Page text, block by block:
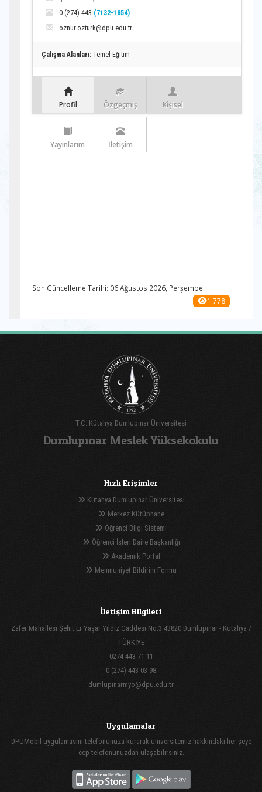
0 (274) 443 (7132-1854)
oznur.ozturk@dpu.edu.tr
Çalışma Alanları: Temel Eğitim
Profil Özgeçmiş Kişisel
Yayınlarım İletişim
Son Güncelleme Tarihi: 06 Ağustos 2026, Perşembe
1.778
T.C. Kütahya Dumlupınar Üniversitesi
Dumlupınar Meslek Yüksekokulu
Hızlı Erişimler
Kütahya Dumlupınar Üniversitesi
Merkez Kütüphane
Öğrenci Bilgi Sistemi
Öğrenci İşleri Daire Başkanlığı
Akademik Portal
Memnuniyet Bildirim Formu
İletişim Bilgileri
Zafer Mahallesi Şehit Er Yaşar Yıldız Caddesi No:3 43820 Dumlupınar - Kütahya /
TÜRKİYE
0274 443 71 11
0 (274) 443 03 98
dumlupinarmyo@dpu.edu.tr
Uygulamalar
DPUMobil uygulamasını telefonunuza kurarak üniversitemiz hakkındaki her şeye
cep telefonunuzdan ulaşabilirsiniz.